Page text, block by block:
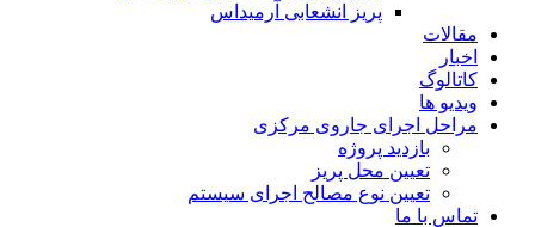
پریز انشعابی آرمیداس
مقالات
اخبار
کاتالوگ
ویدیو ها
مراحل اجرای جاروی مرکزی
بازدید پروژه
تعیین محل پریز
تعیین نوع مصالح اجرای سیستم
تماس با ما